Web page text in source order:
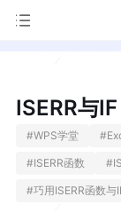
ISERR与
#WPS学堂 #
#ISERR函数 #
#巧用ISERR函数